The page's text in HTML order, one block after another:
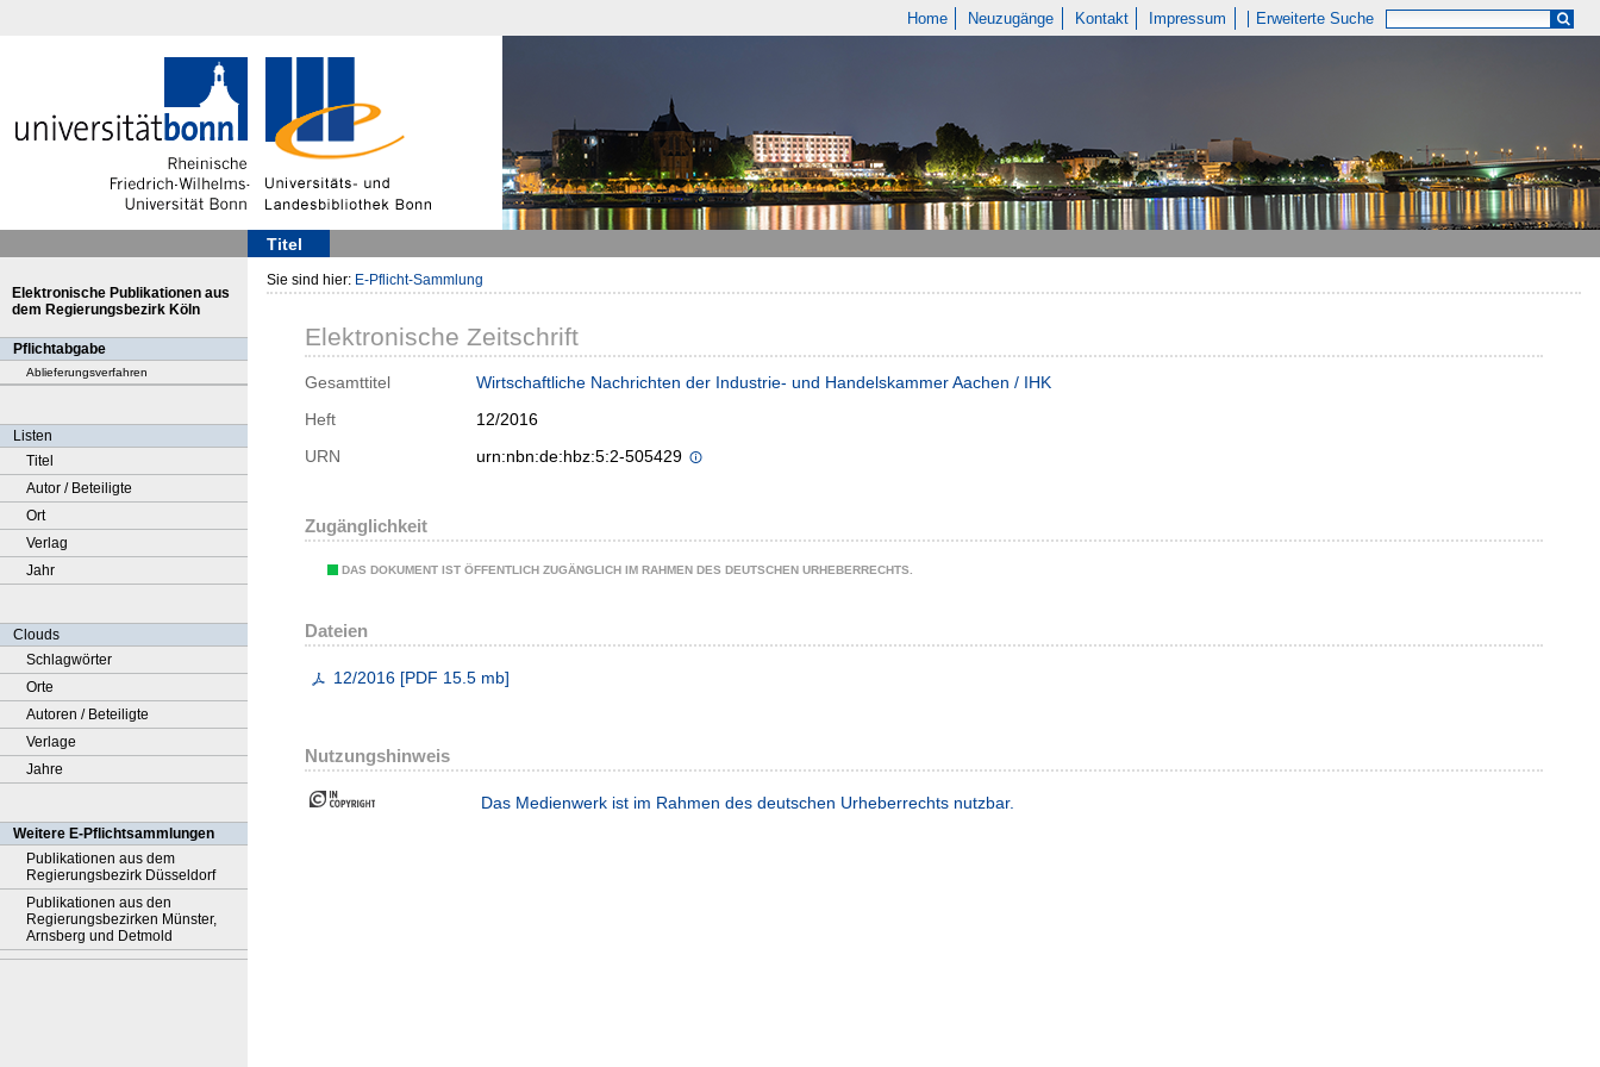
Home Neuzugänge Kontakt Impressum Erweiterte Suche
Titel
Elektronische Publikationen aus
dem Regierungsbezirk Köln
Pflichtabgabe
Ablieferungsverfahren
Listen
Titel
Autor / Beteiligte
Ort
Verlag
Jahr
Clouds
Schlagwörter
Orte
Autoren / Beteiligte
Verlage
Jahre
Weitere E-Pflichtsammlungen
Publikationen aus dem
Regierungsbezirk Düsseldorf
Publikationen aus den
Regierungsbezirken Münster,
Arnsberg und Detmold
Sie sind hier: E-Pflicht-Sammlung
Elektronische Zeitschrift
Gesamttitel
Wirtschaftliche Nachrichten der Industrie- und Handelskammer Aachen / IHK
Heft
12/2016
URN
urn:nbn:de:hbz:5:2-505429
Zugänglichkeit
DAS DOKUMENT IST ÖFFENTLICH ZUGÄNGLICH IM RAHMEN DES DEUTSCHEN URHEBERRECHTS.
Dateien
12/2016 [PDF 15.5 mb]
Nutzungshinweis
Das Medienwerk ist im Rahmen des deutschen Urheberrechts nutzbar.